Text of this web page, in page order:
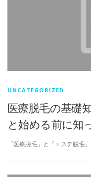
UNCATEGORIZED
医療脱毛の基礎
と始める前に知
「医療脱毛」と「エステ脱毛